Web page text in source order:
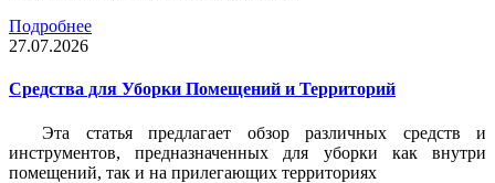
Подробнее
27.07.2026
Средства для Уборки Помещений и Территорий
Эта статья предлагает обзор различных средств и
инструментов, предназначенных для уборки как внутри
помещений, так и на прилегающих территориях